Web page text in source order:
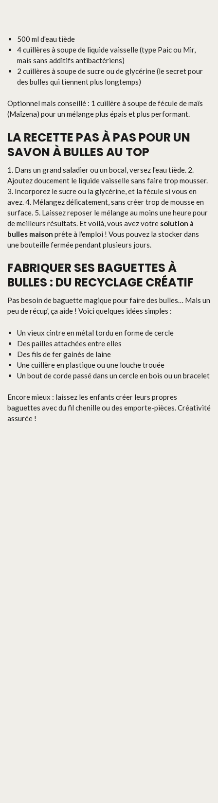
500 ml d'eau tiède
4 cuillères à soupe de liquide vaisselle (type Paic ou Mir,
mais sans additifs antibactériens)
2 cuillères à soupe de sucre ou de glycérine (le secret pour
des bulles qui tiennent plus longtemps)
Optionnel mais conseillé : 1 cuillère à soupe de fécule de maïs
(Maïzena) pour un mélange plus épais et plus performant.
LA RECETTE PAS À PAS POUR UN
SAVON À BULLES AU TOP
1. Dans un grand saladier ou un bocal, versez l'eau tiède. 2.
Ajoutez doucement le liquide vaisselle sans faire trop mousser.
3. Incorporez le sucre ou la glycérine, et la fécule si vous en
avez. 4. Mélangez délicatement, sans créer trop de mousse en
surface. 5. Laissez reposer le mélange au moins une heure pour
de meilleurs résultats. Et voilà, vous avez votre solution à
bulles maison prête à l'emploi ! Vous pouvez la stocker dans
une bouteille fermée pendant plusieurs jours.
FABRIQUER SES BAGUETTES À
BULLES : DU RECYCLAGE CRÉATIF
Pas besoin de baguette magique pour faire des bulles… Mais un
peu de récup', ça aide ! Voici quelques idées simples :
Un vieux cintre en métal tordu en forme de cercle
Des pailles attachées entre elles
Des fils de fer gainés de laine
Une cuillère en plastique ou une louche trouée
Un bout de corde passé dans un cercle en bois ou un bracelet
Encore mieux : laissez les enfants créer leurs propres
baguettes avec du fil chenille ou des emporte-pièces. Créativité
assurée !